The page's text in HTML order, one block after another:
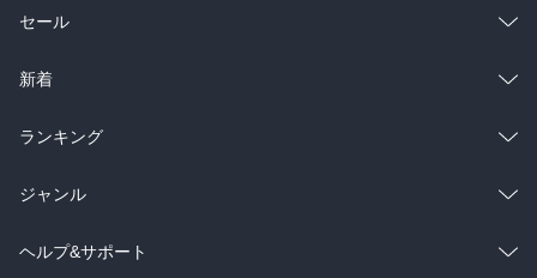
総合
ラノベ
雑誌・グラビア
BL・TL
セール
総合
ラノベ
雑誌・グラビア
BL・TL
新着
総合
ラノベ
雑誌・グラビア
ランキング
総合
ラノベ
ジャンル
コミック
ヘルプ&サポート